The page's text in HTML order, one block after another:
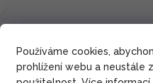
Používáme cookies,
prohlížení webu a neustále